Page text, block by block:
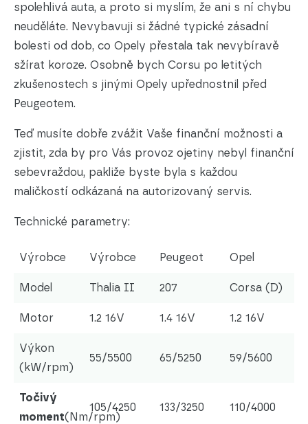
spolehlivá auta, a proto si myslím, že ani s ní chybu
neuděláte. Nevybavuji si žádné typické zásadní
bolesti od dob, co Opely přestala tak nevybíravě
sžírat koroze. Osobně bych Corsu po letitých
zkušenostech s jinými Opely upřednostnil před
Peugeotem.
Teď musíte dobře zvážit Vaše finanční možnosti a
zjistit, zda by pro Vás provoz ojetiny nebyl finanční
sebevraždou, pakliže byste byla s každou
maličkostí odkázaná na autorizovaný servis.
Technické parametry:
Výrobce Výrobce Peugeot Opel
Model Thalia II 207 Corsa (D)
Motor 1.2 16V 1.4 16V 1.2 16V
Výkon
(kW/rpm)
55/5500 65/5250 59/5600
Točivý
moment(Nm/rpm)
105/4250 133/3250 110/4000